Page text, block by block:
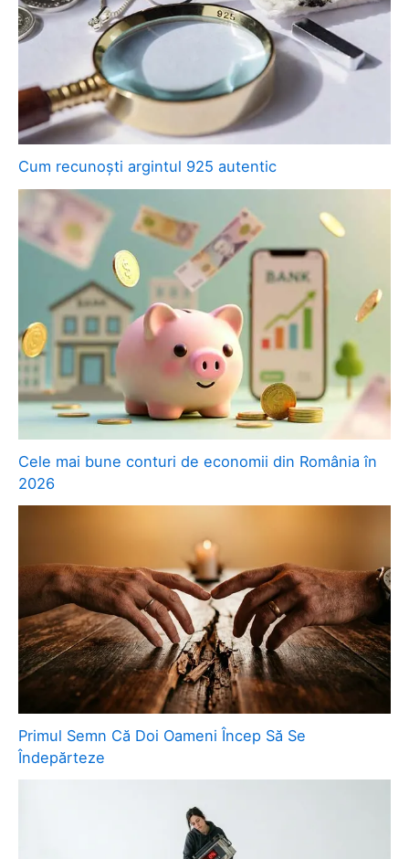
Cum recunoști argintul 925 autentic
Cele mai bune conturi de economii din România în
2026
Primul Semn Că Doi Oameni Încep Să Se
Îndepărteze